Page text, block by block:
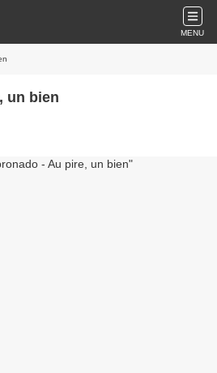
MENU
un bien